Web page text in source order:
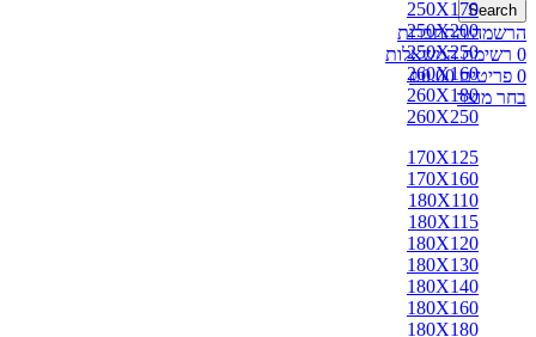
Search
הרשמה/התחברות
0 רשימת המשאלות
0 פריטים ₪0.00
בחר מוצר
250X170
250X200
250X250
260X160
260X180
260X250
170X125
170X160
180X110
180X115
180X120
180X130
180X140
180X160
180X180